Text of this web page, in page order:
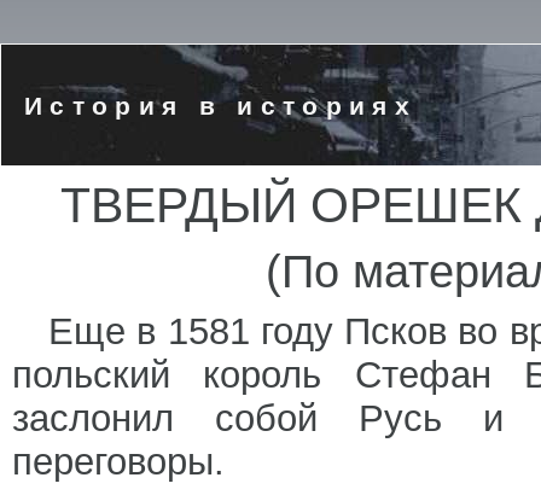
История в историях
ТВЕРДЫЙ ОРЕШЕК
(По
Еще в 1581 году Псков во
польский король Стефан
заслонил собой Русь и
переговоры.